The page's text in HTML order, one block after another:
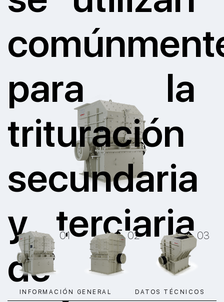
para la
trituración
secundaria
y terciaria
de
INFORMACIÓN GENERAL DATOS TÉCNICOS